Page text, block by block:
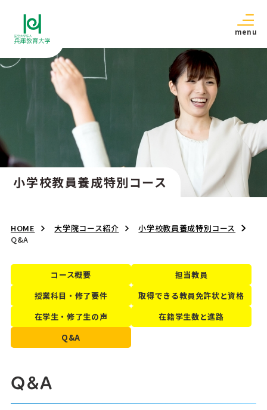
menu
小学校教員養成特別コース
HOME 大学院コース紹介
小学校教員養成特別コース
Q&A
コース概要
担当教員
授業科目・修了要件
取得できる教員免許状と資格
在学生・修了生の声
在籍学生数と進路
Q&A
Q&A